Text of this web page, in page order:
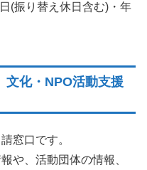
(振り替え休日含む)・年
化・NPO活動支援
窓口です。
や、活動団体の情報、